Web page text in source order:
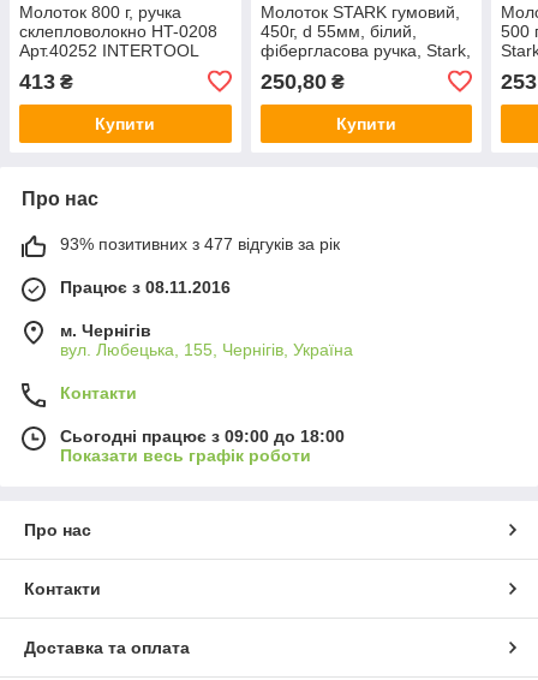
Молоток 800 г, ручка
склепловолокно HT-0208
Арт.40252 INTERTOOL
413 ₴
Купити
Молоток STARK гумовий,
450г, d 55мм, білий,
фiбергласова ручка, Stark,
250,80₴
Купити
500
253
Про нас
93% позитивних з 477 відгуків за рік
Працює з 08.11.2016
м. Чернігів
вул. Любецька, 155, Чернігів, Україна
Контакти
Сьогодні працює з 09:00 до 18:00
Показати весь графік роботи
Про нас
Контакти
Доставка та оплата